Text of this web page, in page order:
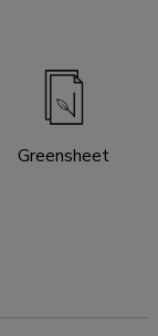
Greensheet